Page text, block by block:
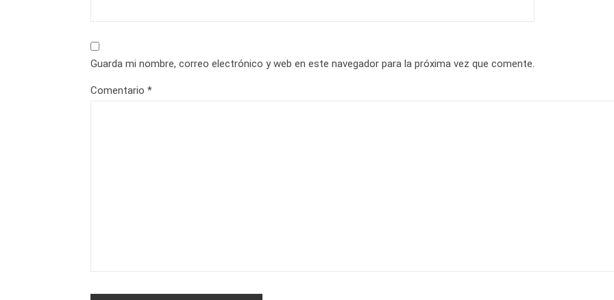
Guarda mi nombre, correo electrónico y web en este navegador para la próxima vez que comente.
Comentario *